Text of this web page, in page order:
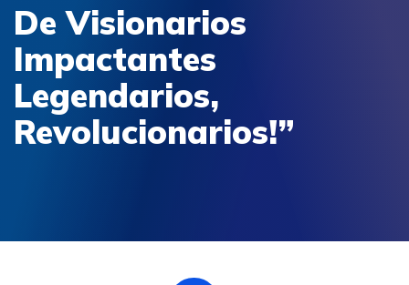
De Visionarios
Impactantes
Legendarios,
Revolucionarios!”